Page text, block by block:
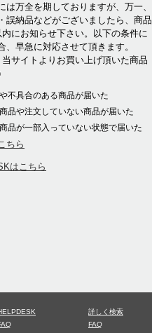
は万全を期しておりますが、万一、
誤納品などがございましたら、商品
にお知らせ下さい。以下の条件に
、早急に対応させて頂きます。
当サイトよりお買い上げ頂いた商品
不具合のある商品が届いた
品や注文していない商品が届いた
品が一部入っていない状態で届いた
ちら
はこちら
詳しく検索
FAQ